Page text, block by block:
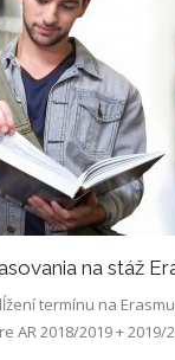
na stáž
termínu na
AR 2018/2019 + 2019/